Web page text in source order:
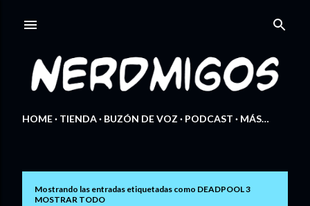
HOME TIENDA BUZÓN DE VOZ PODCAST MÁS…
Mostrando las entradas etiquetadas como DEADPOOL 3
MOSTRAR TODO